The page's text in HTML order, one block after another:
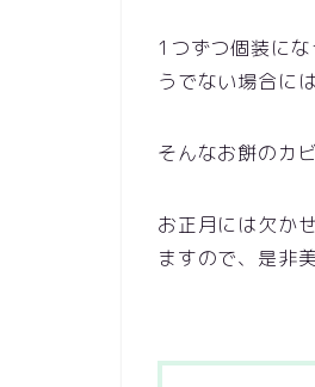
1つずつ個装に
うでない場合に
そんなお餅のカ
お正月には欠か
ますので、是非